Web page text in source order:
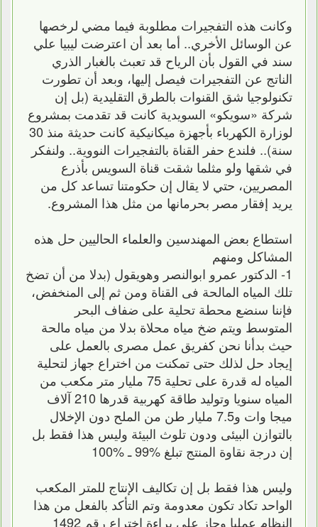
وكانت هذه التفجيرات مطلوبة فيما مضي لرخصها
عن الوسائل الأخري.. أما بعد أن اعترضت ليبيا علي
سند في القول بأن الرياح قد تعبث بالغبار الذري
الناتج عن التفجيرات فيصل إليها، وبعد أن تطورت
تكنولوجيا شق القنوات بالطرق التقليدية (بل إن
شركة «سويكو» السويدية كانت قد تقدمت بمشروع
لوزارة الكهرباء بأجهزة ميكانيكية كانت حديثة منذ 30
سنة).. فلندع حفر القناة بالتفجيرات النووية.. ولنفكر
في شقها ولو مثلما شقت قناة السويس بأذرع
المصريين، حتي لا يقال إن حكومتنا تساعد كل من
يريد إفقار مصر بحرمانها من مثل هذا المشروع.
استطاع بعض المهندسين والعلماء الحاليين حل هذه
المشاكل ومنهم
1- الدكتور عمرو ابوالنصر وهويقول (بدلا من أن تضخ
تلك المياه المالحة فى القناة ومن ثم إلى المنخفض،
فإننا سنضع محطة تحلية على ضفاف البحر
المتوسط ويتم ضخ مياه محلاة بدلا من مياه مالحة
حيث بدأنا نحن كفريق عمل مصرى بالعمل على
إيجاد حل لذلك حتى تمكنت من اختراع جهاز لتحلية
المياه له قدرة على تحلية 75 مليار متر مكعب من
المياه سنويا وتوليد طاقة كهربية قدرها 210 آلاف
ميجا وات و7.5 مليار طن من الملح دون الإخلال
بالتوازن البيئى ودون تلوث البيئة وليس هذا فقط بل
إن درجة نقاوة المنتج تبلغ %99 ـ %100
وليس هذا فقط بل إن تكاليف الإنتاج للمتر المكعب
الواحد تكاد تكون معدومة وتم التأكد بالفعل من هذا
النظام عمليا وحاز على براءة اختراع رقم 1492